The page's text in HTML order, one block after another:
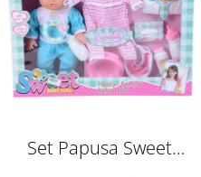
Set Papusa Sweet